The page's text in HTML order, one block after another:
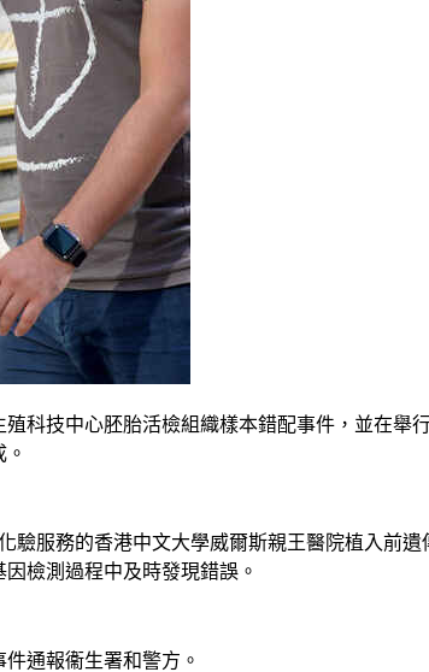
科技中心胚胎活檢組織樣本錯配事件，並在
驗服務的香港中文大學威爾斯親王醫院植入前
檢測過程中及時發現錯誤。
通報衞生署和警方。